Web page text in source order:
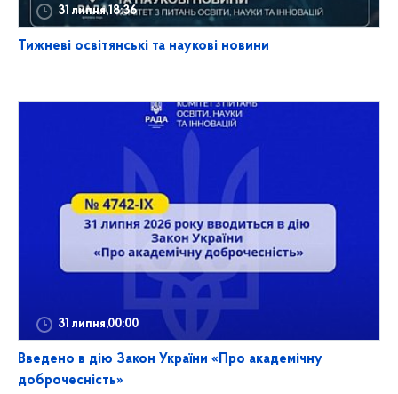
31 липня,18:36
Тижневі освітянські та наукові новини
31 липня,00:00
Введено в дію Закон України «Про академічну
доброчесність»